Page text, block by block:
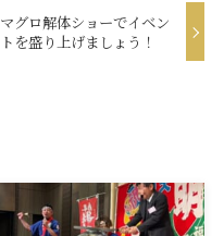
マグロ解体ショーでイベン
トを盛り上げましょう！